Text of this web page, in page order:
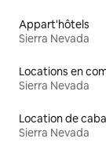
Appart'hôtels
Sierra Nevada
Sierra Nevada
Location de
Sierra Nevada